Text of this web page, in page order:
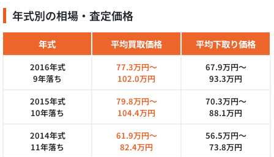
年式別の相場・査定価格
年式 平均買取価格 平均下取り価格
2016年式
9年落ち
77.3万円～
102.0万円
67.9万円～
93.3万円
2015年式
10年落ち
79.8万円～
104.4万円
70.3万円～
88.1万円
2014年式
11年落ち
61.9万円～
82.4万円
56.5万円～
73.8万円